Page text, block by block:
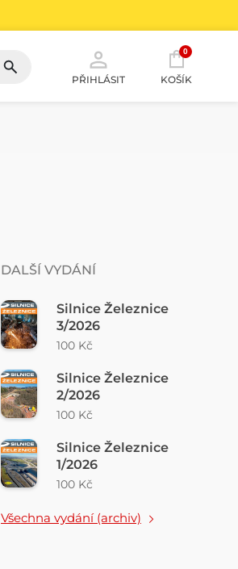
PŘIHLÁSIT
0
KOŠÍK
DALŠÍ VYDÁNÍ
Silnice Železnice
3/2026
100 Kč
Silnice Železnice
2/2026
100 Kč
Silnice Železnice
1/2026
100 Kč
Všechna vydání (archiv)